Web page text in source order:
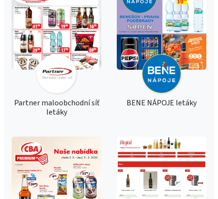
Partner maloobchodní síť
letáky
BENE NÁPOJE letáky